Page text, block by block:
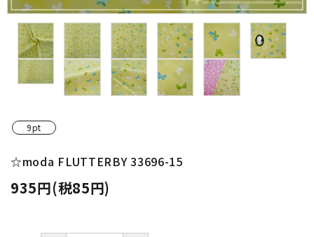
デコレーション材料
道具類
基本材料
ガイドライン
9pt
☆moda FLUTTERBY 33696-15
935円(税85円)